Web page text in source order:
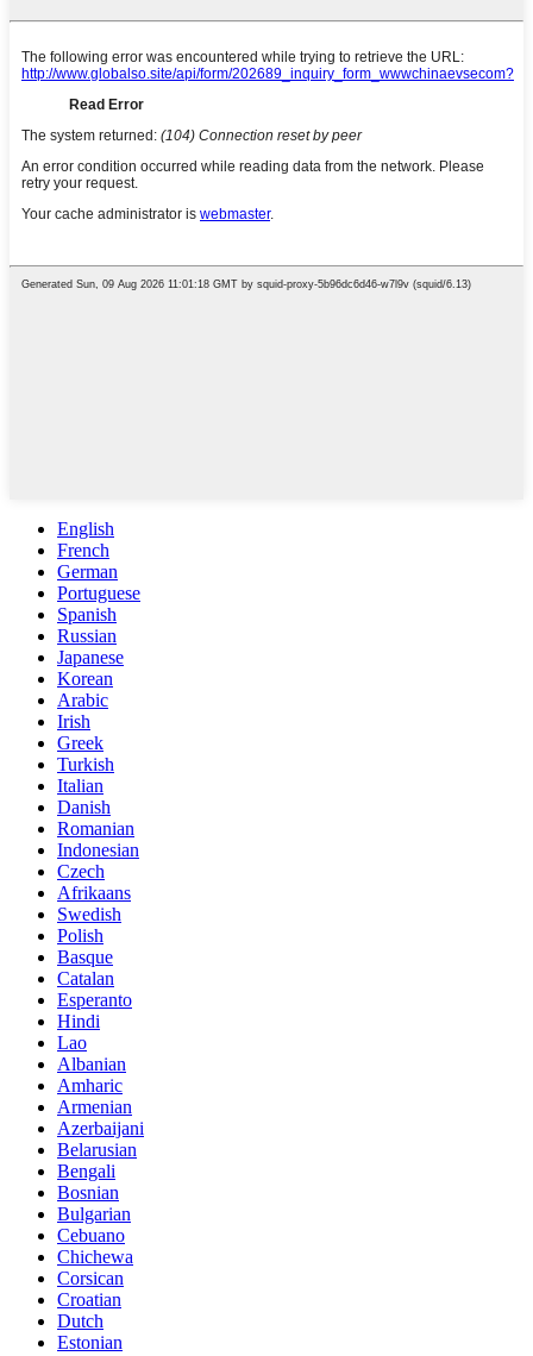
English
French
German
Portuguese
Spanish
Russian
Japanese
Korean
Arabic
Irish
Greek
Turkish
Italian
Danish
Romanian
Indonesian
Czech
Afrikaans
Swedish
Polish
Basque
Catalan
Esperanto
Hindi
Lao
Albanian
Amharic
Armenian
Azerbaijani
Belarusian
Bengali
Bosnian
Bulgarian
Cebuano
Chichewa
Corsican
Croatian
Dutch
Estonian